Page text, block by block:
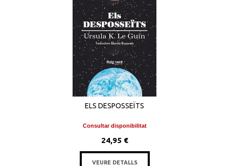
ELS DESPOSSEÏTS
Consultar disponibilitat
24,95 €
VEURE DETALLS